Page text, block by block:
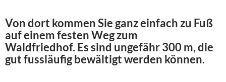
Von dort kommen Sie ganz einfach zu Fuß
auf einem festen Weg zum
Waldfriedhof. Es sind ungefähr 300 m, die
gut fussläufig bewältigt werden können.